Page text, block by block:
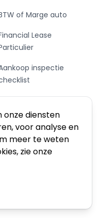
onze diensten
voor analyse en
meer te weten
zie onze
of Marge auto
Lease
inspectie
Leasen,
of Kopen?
voorbehouden.